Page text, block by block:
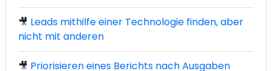
🎥 Leads mithilfe einer Technologie finden, aber
nicht mit anderen
🎥 Priorisieren eines Berichts nach Ausgaben